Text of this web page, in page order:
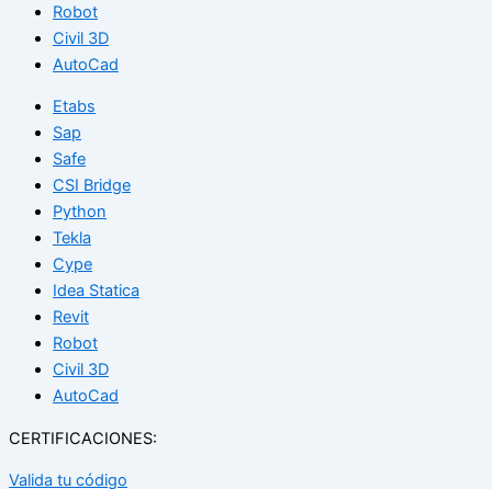
Robot
Civil 3D
AutoCad
Etabs
Sap
Safe
CSI Bridge
Python
Tekla
Cype
Idea Statica
Revit
Robot
Civil 3D
AutoCad
CERTIFICACIONES:
Valida tu código